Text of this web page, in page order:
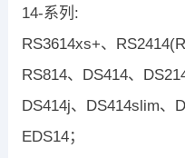
14-系列:
RS3614xs+、
RS814、DS414、
DS414j、DS414slim、
EDS14；